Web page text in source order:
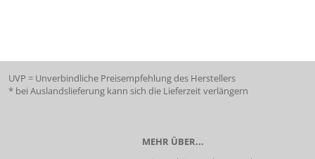
UVP = Unverbindliche Preisempfehlung des Herstellers
* bei Auslandslieferung kann sich die Lieferzeit verlängern
MEHR ÜBER...